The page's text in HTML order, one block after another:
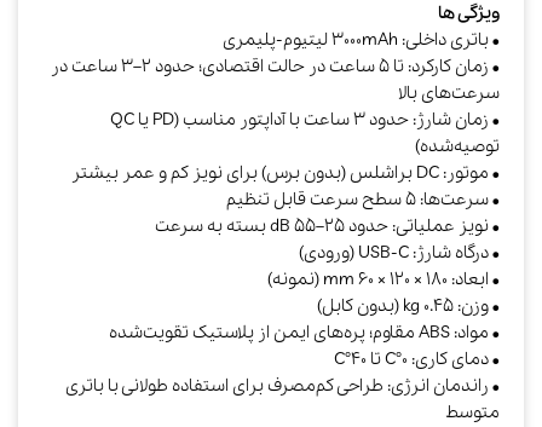
ویژگی ها
• باتری داخلی: 3000mAh لیتیوم‑پلیمری
• زمان کارکرد: تا 5 ساعت در حالت اقتصادی؛ حدود 2–3 ساعت در
سرعت‌های بالا
• زمان شارژ: حدود 3 ساعت با آداپتور مناسب (PD یا QC
توصیه‌شده)
• موتور: DC براشلس (بدون برس) برای نویز کم و عمر بیشتر
• سرعت‌ها: 5 سطح سرعت قابل تنظیم
• نویز عملیاتی: حدود 25–55 dB بسته به سرعت
• درگاه شارژ: USB‑C (ورودی)
• ابعاد: 180 × 120 × 60 mm (نمونه)
• وزن: 0.45 kg (بدون کابل)
• مواد: ABS مقاوم؛ پره‌های ایمن از پلاستیک تقویت‌شده
• دمای کاری: 0°C تا 40°C
• راندمان انرژی: طراحی کم‌مصرف برای استفاده طولانی با باتری
متوسط